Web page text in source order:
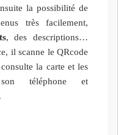
la possibilité de
très facilement,
, des descriptions…
il scanne le QRcode
la carte et les
téléphone et